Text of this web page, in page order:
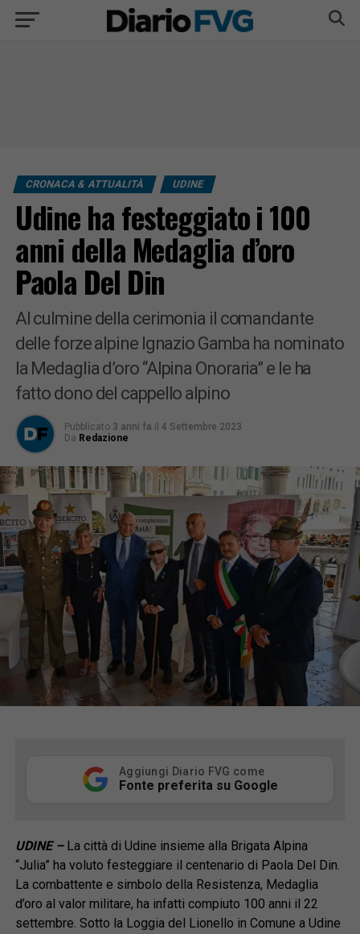
CRONACA & ATTUALITÀ UDINE
Udine ha festeggiato i 100
anni della Medaglia d’oro
Paola Del Din
Al culmine della cerimonia il comandante
delle forze alpine Ignazio Gamba ha nominato
la Medaglia d’oro “Alpina Onoraria” e le ha
fatto dono del cappello alpino
Pubblicato 3 anni fa il 4 Settembre 2023
Da Redazione
Aggiungi Diario FVG come
Fonte preferita su Google
UDINE – La città di Udine insieme alla Brigata Alpina
“Julia” ha voluto festeggiare il centenario di Paola Del Din.
La combattente e simbolo della Resistenza, Medaglia
d’oro al valor militare, ha infatti compiuto 100 anni il 22
settembre. Sotto la Loggia del Lionello in Comune a Udine